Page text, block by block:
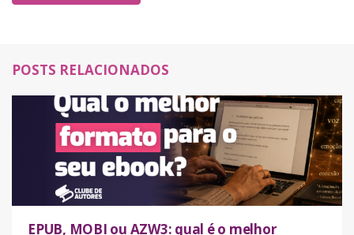
POSTS RELACIONADOS
EPUB, MOBI ou AZW3: qual é o melhor